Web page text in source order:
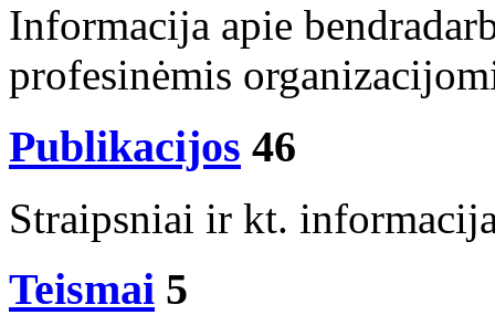
Informacija apie
profesinėmis
Publikacijos 46
Straipsniai ir kt.
Teismai 5